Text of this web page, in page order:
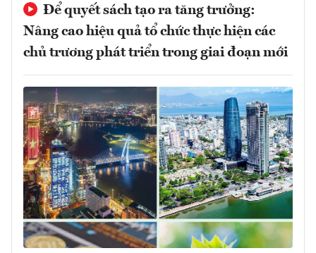
Để quyết sách tạo ra tăng trưởng:
Nâng cao hiệu quả tổ chức thực hiện các
chủ trương phát triển trong giai đoạn mới